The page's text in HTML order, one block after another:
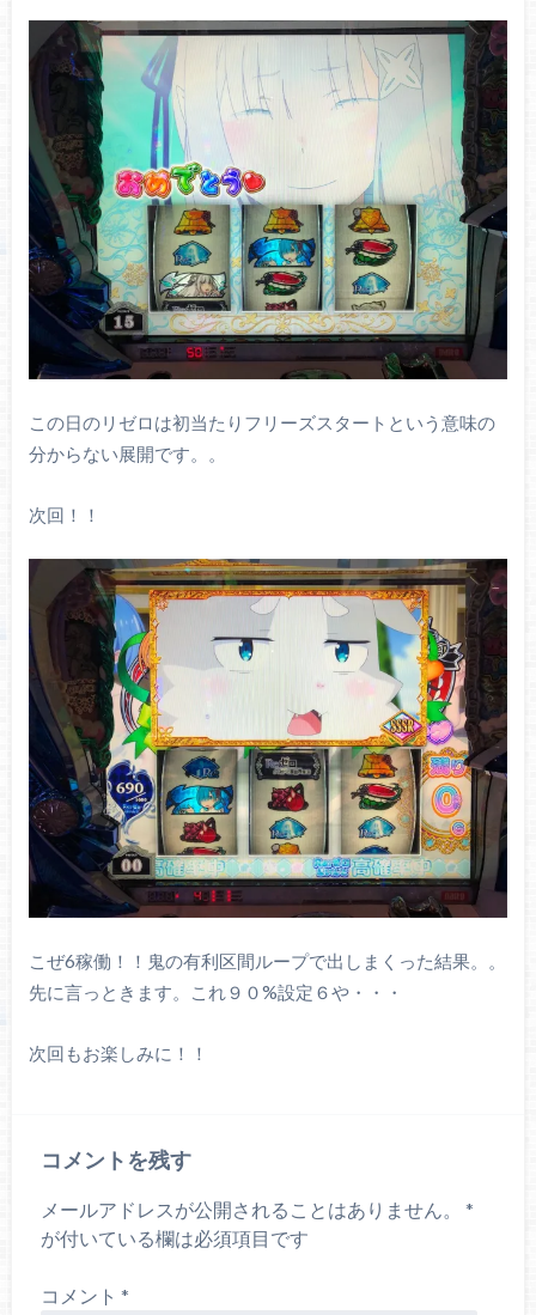
この日のリゼロは初当たりフリーズスタートという意味の
分からない展開です。。
次回！！
こぜ6稼働！！鬼の有利区間ループで出しまくった結果。。
先に言っときます。これ９０%設定６や・・・
次回もお楽しみに！！
コメントを残す
メールアドレスが公開されることはありません。
*
が付いている欄は必須項目です
コメント *